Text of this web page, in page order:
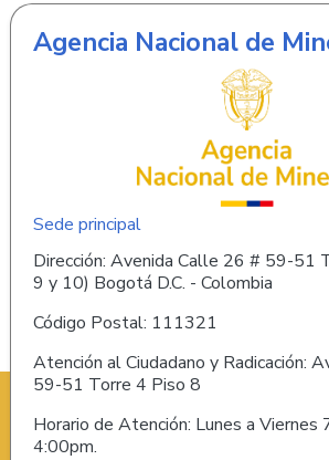
Agencia Nacional de
Sede principal
Dirección: Avenida Calle 26 # 59-51
9 y 10) Bogotá D.C. - Colombia
Código Postal: 111321
Atención al Ciudadano y Radicación:
59-51 Torre 4 Piso 8
Horario de Atención: Lunes a Viernes
4:00pm.